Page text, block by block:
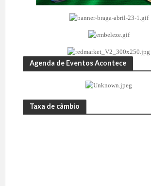
Agenda de Eventos Acontece
Taxa de câmbio